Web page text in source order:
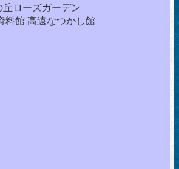
ローズガーデン
料館 高遠なつかし館